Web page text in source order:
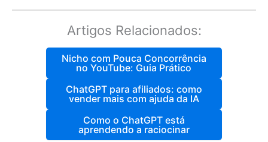
Artigos Relacionados:
Nicho com Pouca Concorrência
no YouTube: Guia Prático
ChatGPT para afiliados: como
vender mais com ajuda da IA
Como o ChatGPT está
aprendendo a raciocinar